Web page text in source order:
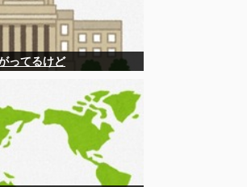
ってるけど